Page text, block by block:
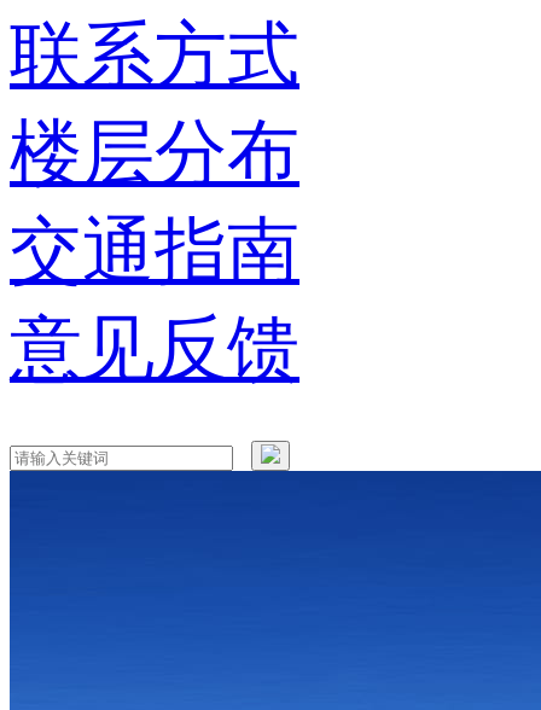
联系方式
楼层分布
交通指南
意见反馈